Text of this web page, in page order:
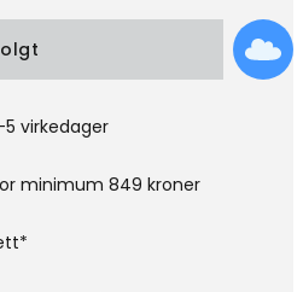
virkedager
minimum 849 kroner